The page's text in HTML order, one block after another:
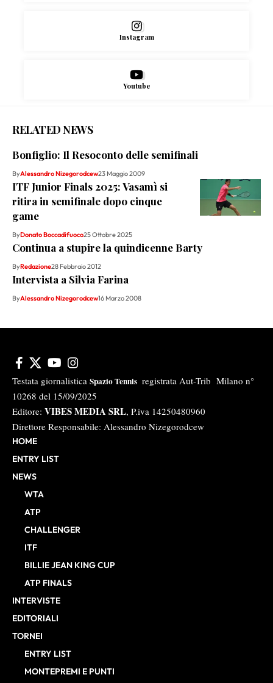
Instagram
Youtube
RELATED NEWS
Bonfiglio: Il Resoconto delle semifinali
ByAlessandro Nizegorodcew23 Maggio 2009
ITF Junior Finals 2025: Vasamì si
ritira in semifinale dopo cinque
game
ByDonato Boccadifuoco25 Ottobre 2025
Continua a stupire la quindicenne Barty
ByRedazione28 Febbraio 2012
Intervista a Silvia Farina
ByAlessandro Nizegorodcew16 Marzo 2008
Testata giornalistica Spazio Tennis registrata Aut-Trib Milano n°
10268 del 15/09/2025
Editore: VIBES MEDIA SRL, P.iva 14250480960
Direttore Responsabile: Alessandro Nizegorodcew
HOME
ENTRY LIST
NEWS
WTA
ATP
CHALLENGER
ITF
BILLIE JEAN KING CUP
ATP FINALS
INTERVISTE
EDITORIALI
TORNEI
ENTRY LIST
MONTEPREMI E PUNTI